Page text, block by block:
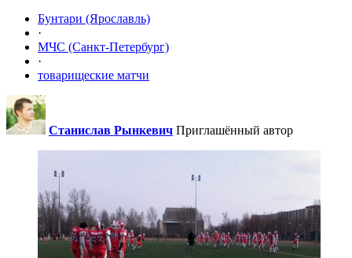
Бунтари (Ярославль)
·
МЧС (Санкт-Петербург)
·
товарищеские матчи
Станислав Рынкевич Приглашённый автор